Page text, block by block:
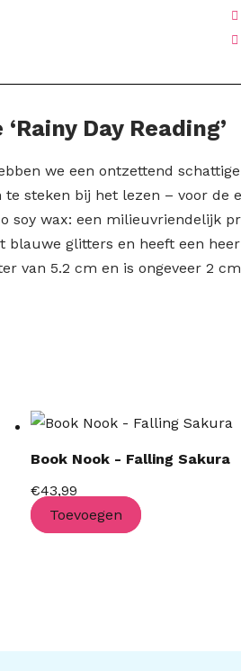
Day Reading’
we een ontzettend schattige
steken bij het lezen – voor de
soy wax: een milieuvriendelijk
blauwe glitters en heeft een
van 5.2 cm en is ongeveer 2
Book Nook - Falling Sakura
€43,99
Toevoegen